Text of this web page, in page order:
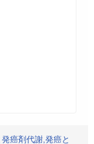
癌剤代謝,発癌と